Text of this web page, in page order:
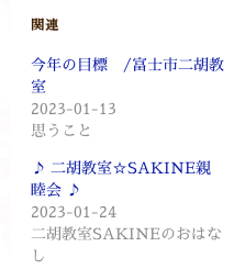
関連
今年の目標 /富士市二胡教
室
2023-01-13
思うこと
♪ 二胡教室☆SAKINE親
睦会 ♪
2023-01-24
二胡教室SAKINEのおはな
し